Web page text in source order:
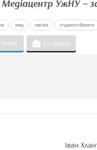
Медіацентр УжНУ –
мед пасіка студенти-біологи
Twitter Ел. адреса
Іван